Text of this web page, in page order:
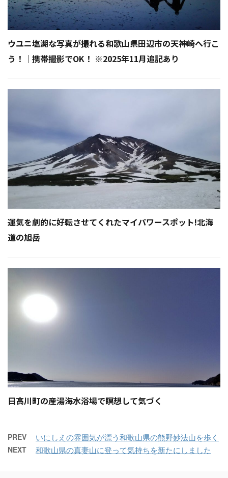
ウユニ塩湖な写真が撮れる和歌山県田辺市の天神崎へ行こ
う！｜携帯撮影でOK！ ※2025年11月追記あり
運気を劇的に好転させてくれたマイパワースポット!北海
道の旭岳
日高川町の産湯海水浴場で瞑想して気づく
PREV いにしえの雰囲気が漂う和歌山県の熊野妙法山を歩く
NEXT 和歌山県の真妻山に登って気持ちを新たにしました